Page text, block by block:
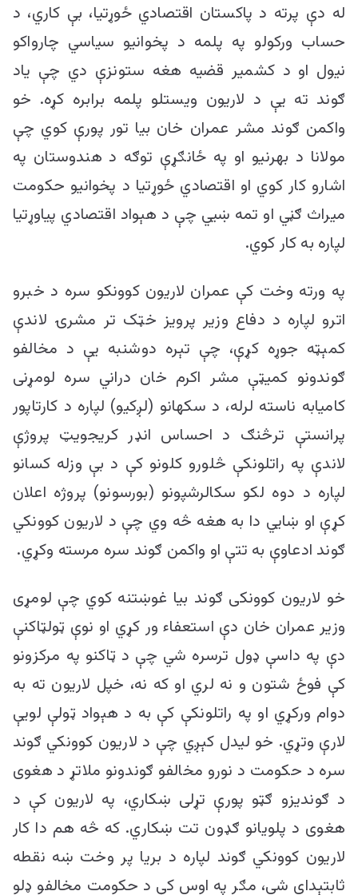
له دې پرته د پاکستان اقتصادي ځوړتیا، بې کاري، د
حساب ورکولو په پلمه د پخوانیو سیاسي چارواکو
نیول او د کشمیر قضیه هغه ستونزې دي چې یاد
ګوند ته یې د لاریون ویستلو پلمه برابره کړه. خو
واکمن ګوند مشر عمران خان بیا تور پورې کوي چې
مولانا د بهرنیو او په ځانګړې توګه د هندوستان په
اشارو کار کوي او اقتصادي ځوړتیا د پخوانیو حکومت
میراث ګڼي او تمه ښيي چې د هېواد اقتصادي پیاوړتیا
لپاره به کار کوي.
په ورته وخت کې عمران لاریون کوونکو سره د خبرو
اترو لپاره د دفاع وزیر پرویز خټک تر مشرۍ لاندې
کمېټه جوړه کړې، چې تېره دوشنبه یې د مخالفو
ګوندونو کمیټې مشر اکرم خان دراني سره لومړنی
کامیابه ناسته لرله، د سکهانو (لږکیو) لپاره د کارتاپور
پرانستې ترڅنګ د احساس انډر کریجویټ پروژې
لاندې په راتلونکې څلورو کلونو کې د بې وزله کسانو
لپاره د دوه لکو سکالرشپونو (بورسونو) پروژه اعلان
کړې او ښايي دا به هغه څه وي چې د لاریون کوونکي
ګوند ادعاوې به تتې او واکمن ګوند سره مرسته وکړي.
خو لاریون کوونکی ګوند بیا غوښتنه کوي چې لومړی
وزیر عمران خان دې استعفاء ور کړي او نوې ټولټاکنې
دې په داسې ډول ترسره شي چې د ټاکنو په مرکزونو
کې فوځ شتون و نه لري او که نه، خپل لاریون ته به
دوام ورکړي او په راتلونکې کې به د هېواد ټولې لویې
لارې وتړي. خو لیدل کېږي چې د لاریون کوونکي ګوند
سره د حکومت د نورو مخالفو ګوندونو ملاتړ د هغوی
د ګوندیزو ګټو پورې تړلی ښکاري، په لاریون کې د
هغوی د پلویانو ګډون تت ښکاري. که څه هم دا کار
لاریون کوونکي ګوند لپاره د بریا پر وخت ښه نقطه
ثابتېدای شي، مګر په اوس کې د حکومت مخالفو ډلو